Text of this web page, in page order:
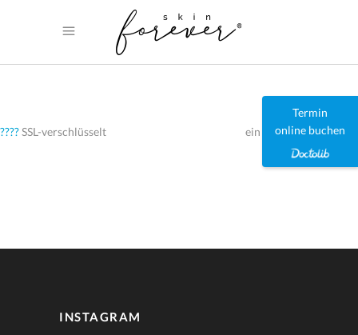
????SSL-verschlüsselt ein Service vonjameda
INSTAGRAM
Termin
online buchen